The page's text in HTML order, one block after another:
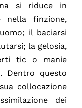
si riduce in
nella finzione,
il baciarsi
la gelosia,
tic o manie
Dentro questo
collocazione
dei